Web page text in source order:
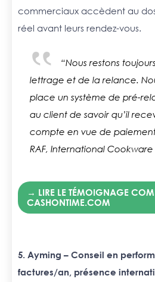
commerciaux accèdent au
réel avant leurs rendez-vous.
“Nous restons
lettrage et de la relance.
place un système de pré-
au client de savoir qu’il
compte en vue de
RAF, International
→ LIRE LE TÉMOIGNAGE
CASHONTIME.COM
5. Ayming – Conseil en
factures/an, présence